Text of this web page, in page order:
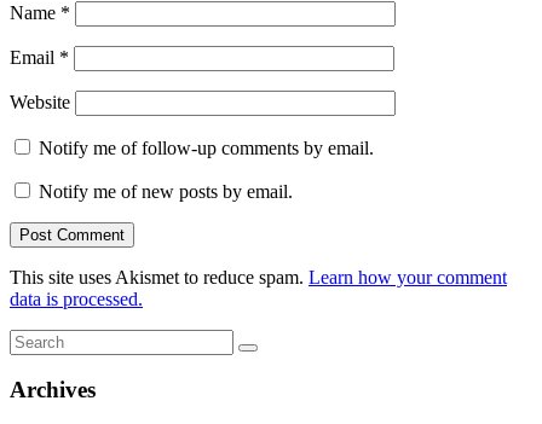
Name *
Email *
Website
Notify me of follow-up comments by email.
Notify me of new posts by email.
This site uses Akismet to reduce spam. Learn how your comment
data is processed.
Search
for:
Search
Archives